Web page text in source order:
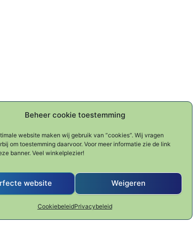
Beheer cookie toestemming
website maken wij gebruik van “cookies”. Wij vragen
om toestemming daarvoor. Voor meer informatie zie de link
banner. Veel winkelplezier!
website Weigeren
CookiebeleidPrivacybeleid